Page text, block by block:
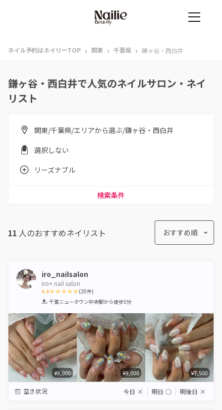
ネイル予約はネイリーTOP › 関東 › 千葉県 › 鎌ヶ谷・西白井
鎌ヶ谷・西白井で人気のネイルサロン・ネイ
リスト
関東/千葉県/エリアから選ぶ/鎌ヶ谷・西白井
選択しない
リーズナブル
検索条件
11 人のおすすめネイリスト おすすめ順
iro_nailsalon
iro+ nail salon
4.9
1 2 3 4 5
(20件)
千葉ニュータウン中央駅から徒歩5分
¥9,000 ¥9,000 ¥7,500
空き状況 今日 × 明日 ◯ 明後日 ×